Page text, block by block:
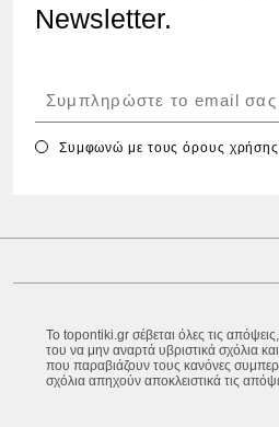
Newsletter.
Συμφωνώ με τουςόρους χρήσης
Το topontiki.gr σέβεται όλες τις
του να μην αναρτά υβριστικά σχόλια
που παραβιάζουν τους κανόνες
σχόλια απηχούν αποκλειστικά τις